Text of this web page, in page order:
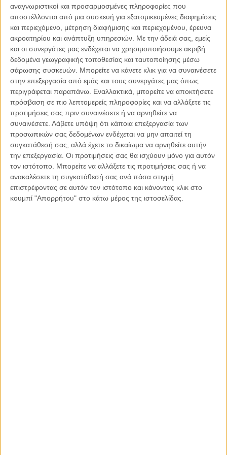
αναγνωριστικοί και προσαρμοσμένες πληροφορίες που
αποστέλλονται από μια συσκευή για εξατομικευμένες διαφημίσεις
και περιεχόμενο, μέτρηση διαφήμισης και περιεχομένου, έρευνα
ακροατηρίου και ανάπτυξη υπηρεσιών. Με την άδειά σας, εμείς
και οι συνεργάτες μας ενδέχεται να χρησιμοποιήσουμε ακριβή
δεδομένα γεωγραφικής τοποθεσίας και ταυτοποίησης μέσω
σάρωσης συσκευών. Μπορείτε να κάνετε κλικ για να συναινέσετε
στην επεξεργασία από εμάς και τους συνεργάτες μας όπως
περιγράφεται παραπάνω. Εναλλακτικά, μπορείτε να αποκτήσετε
πρόσβαση σε πιο λεπτομερείς πληροφορίες και να αλλάξετε τις
προτιμήσεις σας πριν συναινέσετε ή να αρνηθείτε να
συναινέσετε. Λάβετε υπόψη ότι κάποια επεξεργασία των
προσωπικών σας δεδομένων ενδέχεται να μην απαιτεί τη
συγκατάθεσή σας, αλλά έχετε το δικαίωμα να αρνηθείτε αυτήν
την επεξεργασία. Οι προτιμήσεις σας θα ισχύουν μόνο για αυτόν
τον ιστότοπο. Μπορείτε να αλλάξετε τις προτιμήσεις σας ή να
ανακαλέσετε τη συγκατάθεσή σας ανά πάσα στιγμή
επιστρέφοντας σε αυτόν τον ιστότοπο και κάνοντας κλικ στο
κουμπί "Απορρήτου" στο κάτω μέρος της ιστοσελίδας.
τα αναχρονιστικά βιβλία δεκαετιών. Κάποτε πρέπει να
Να μπουν νέα σύγχρονα κεφάλαια στο σχολείο.
Δεν μπορεί να περνάει κάποιος ιατρική και να μην έχει
διδαχθεί στο σχολείο κύματα, ακουστική, οπτική, πυρηνική.
Δυστυχώς τα αποτελέσματα φαίνονται στις πανελλήνιες
όταν το 60-70% των μαθητών γράφει κάτω από 10 .
Φτάνουν μαθητές στο λύκειο και δυσκολεύονται να λύσουν
μια εξίσωση β βαθμού η να λύσουν ένα απλό πρόβλημα
κίνησης στη φυσική.